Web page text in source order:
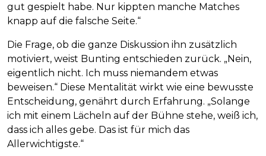
gut gespielt habe. Nur kippten manche Matches
knapp auf die falsche Seite.“
Die Frage, ob die ganze Diskussion ihn zusätzlich
motiviert, weist Bunting entschieden zurück. „Nein,
eigentlich nicht. Ich muss niemandem etwas
beweisen.“ Diese Mentalität wirkt wie eine bewusste
Entscheidung, genährt durch Erfahrung. „Solange
ich mit einem Lächeln auf der Bühne stehe, weiß ich,
dass ich alles gebe. Das ist für mich das
Allerwichtigste.“